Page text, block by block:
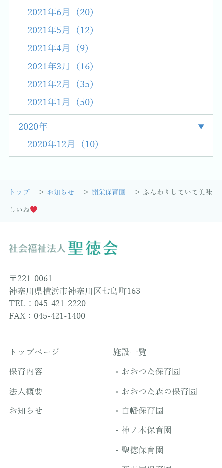
2021年6月 (20)
2021年5月 (12)
2021年4月 (9)
2021年3月 (16)
2021年2月 (35)
2021年1月 (50)
2020年
2020年12月 (10)
トップ お知らせ 開栄保育園 ふんわりしていて美味
しいね
〒221-0061
神奈川県横浜市神奈川区七島町163
TEL：045-421-2220
FAX：045-421-1400
トップページ
保育内容
法人概要
お知らせ
施設一覧
おおつな保育園
おおつな森の保育園
白幡保育園
神ノ木保育園
聖徳保育園